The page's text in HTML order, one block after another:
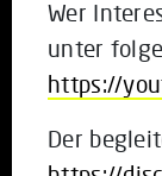
Wer
unter
https://
Der